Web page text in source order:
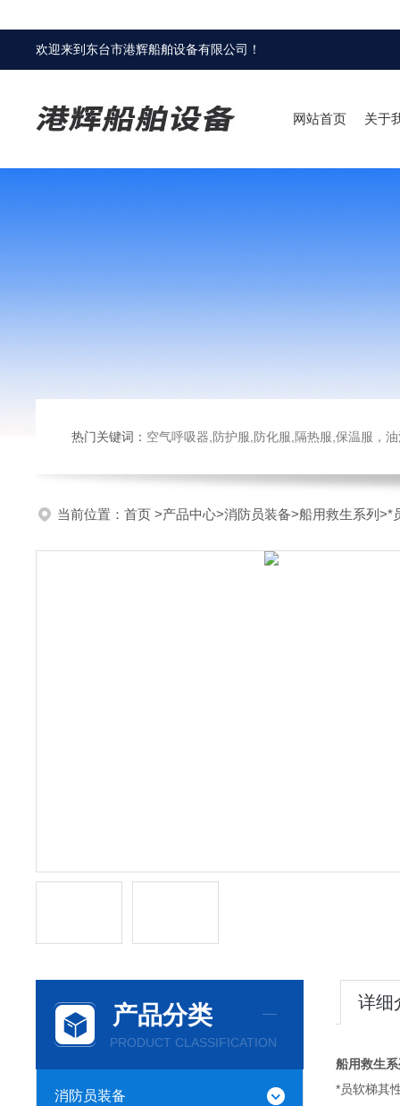
欢迎来到 东台市港辉船舶设备有限公司 ！
网站首页 关于
热门关键词： 空气呼吸器,防护服,防化服,隔热服,保温服，
当前位置： 首页 >产品中心>消防员装备>船用救生系列 >*
产品分类
PRODUCT CLASSIFICATION
消防员装备
详细
船用救生
*员软梯其